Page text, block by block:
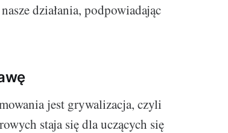
działania, podpowiadając
jest grywalizacja, czyli
staja się dla uczących się